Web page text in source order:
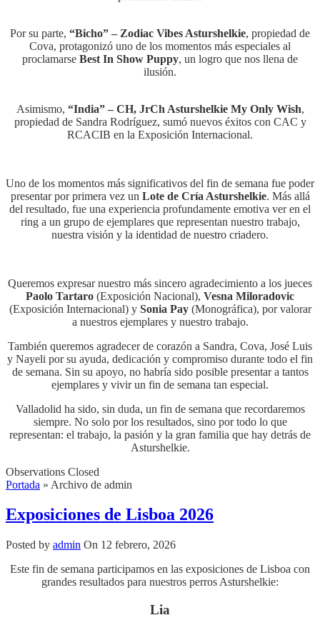
Por su parte, “Bicho” – Zodiac Vibes Asturshelkie, propiedad de
Cova, protagonizó uno de los momentos más especiales al
proclamarse Best In Show Puppy, un logro que nos llena de
ilusión.
Asimismo, “India” – CH, JrCh Asturshelkie My Only Wish,
propiedad de Sandra Rodríguez, sumó nuevos éxitos con CAC y
RCACIB en la Exposición Internacional.
Uno de los momentos más significativos del fin de semana fue poder
presentar por primera vez un Lote de Cría Asturshelkie. Más allá
del resultado, fue una experiencia profundamente emotiva ver en el
ring a un grupo de ejemplares que representan nuestro trabajo,
nuestra visión y la identidad de nuestro criadero.
Queremos expresar nuestro más sincero agradecimiento a los jueces
Paolo Tartaro (Exposición Nacional), Vesna Miloradovic
(Exposición Internacional) y Sonia Pay(Monográfica), por valorar
a nuestros ejemplares y nuestro trabajo.
También queremos agradecer de corazón a Sandra, Cova, José Luis
y Nayeli por su ayuda, dedicación y compromiso durante todo el fin
de semana. Sin su apoyo, no habría sido posible presentar a tantos
ejemplares y vivir un fin de semana tan especial.
Valladolid ha sido, sin duda, un fin de semana que recordaremos
siempre. No solo por los resultados, sino por todo lo que
representan: el trabajo, la pasión y la gran familia que hay detrás de
Asturshelkie.
Observations Closed
Portada » Archivo de admin
Exposiciones de Lisboa 2026
Posted by admin On 12 febrero, 2026
Este fin de semana participamos en las exposiciones de Lisboa con
grandes resultados para nuestros perros Asturshelkie:
Lia